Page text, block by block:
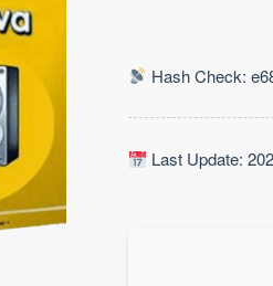
Hash Check:
Last Update: